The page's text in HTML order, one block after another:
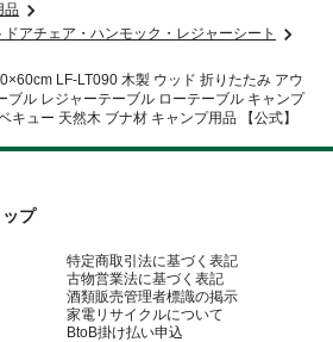
品
アチェア・ハンモック・レジャーシート
LF-LT090 木製 ウッド 折りたたみ アウ
ブル レジャーテーブル ローテーブル キャンプ
キュー 天然木 ブナ材 キャンプ用品 【公式】
プ
特定商取引法に基づく表記
古物営業法に基づく表記
酒類販売管理者標識の掲示
家電リサイクルについて
BtoB掛け払い申込